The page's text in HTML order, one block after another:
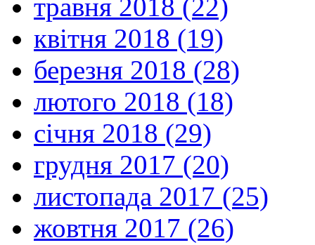
травня 2018 (22)
квітня 2018 (19)
березня 2018 (28)
лютого 2018 (18)
січня 2018 (29)
грудня 2017 (20)
листопада 2017 (25)
жовтня 2017 (26)